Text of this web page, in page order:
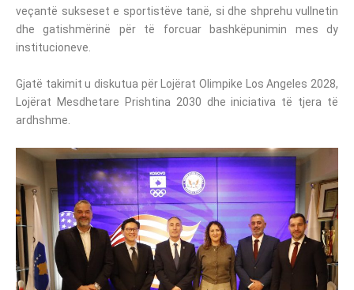
veçantë sukseset e sportistëve tanë, si dhe shprehu vullnetin
dhe gatishmërinë për të forcuar bashkëpunimin mes dy
institucioneve.
Gjatë takimit u diskutua për Lojërat Olimpike Los Angeles 2028,
Lojërat Mesdhetare Prishtina 2030 dhe iniciativa të tjera të
ardhshme.